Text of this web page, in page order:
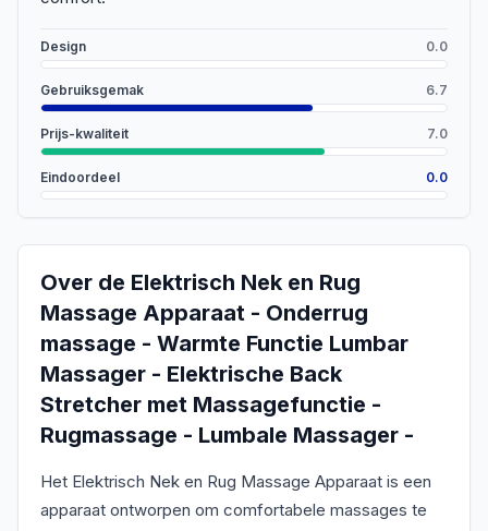
Design 0.0
Gebruiksgemak 6.7
Prijs-kwaliteit 7.0
Eindoordeel 0.0
Over de Elektrisch Nek en Rug
Massage Apparaat - Onderrug
massage - Warmte Functie Lumbar
Massager - Elektrische Back
Stretcher met Massagefunctie -
Rugmassage - Lumbale Massager -
Het Elektrisch Nek en Rug Massage Apparaat is een
apparaat ontworpen om comfortabele massages te